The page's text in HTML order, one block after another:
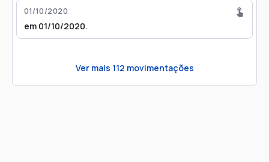
01/10/2020
em 01/10/2020.
Ver mais 112 movimentações